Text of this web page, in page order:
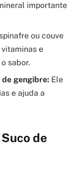
importante
ou couve
e
sabor.
gengibre: Ele
e ajuda a
de